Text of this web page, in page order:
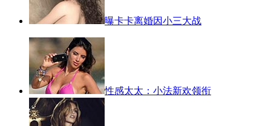
曝卡卡离婚因小三大战
性感太太：小法新欢领衔